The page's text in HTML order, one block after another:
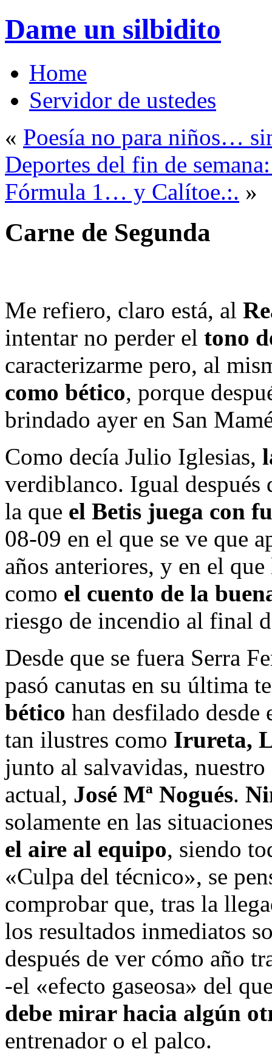
Dame un silbidito
Home
Servidor de ustedes
« Poesía no para niños…
Deportes del fin de
Fórmula 1… y Calítoe.:. »
Carne de Segunda
Me refiero, claro está, al
intentar no perder el tono
caracterizarme pero, al
como bético, porque
brindado ayer en San
Como decía Julio Iglesias,
verdiblanco. Igual después
la que el Betis juega con
08-09 en el que se ve que
años anteriores, y en el
como el cuento de la
riesgo de incendio al final
Desde que se fuera Serra
pasó canutas en su última
bético han desfilado desde
tan ilustres como Irureta,
junto al salvavidas,
actual, José Mª Nogués.
solamente en las
el aire al equipo, siendo
«Culpa del técnico», se
comprobar que, tras la
los resultados inmediatos
después de ver cómo año
-el «efecto gaseosa» del
debe mirar hacia algún
entrenador o el palco.